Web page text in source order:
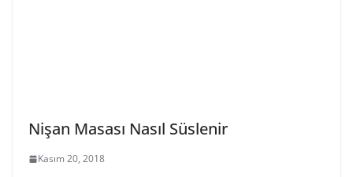
Nişan Masası Nasıl Süslenir
Kasım 20, 2018